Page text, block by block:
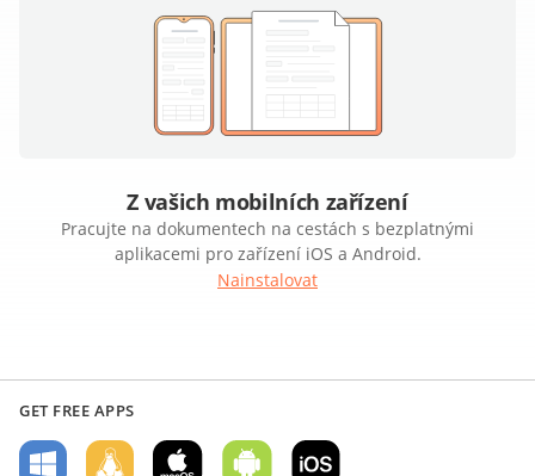
Z vašich mobilních zařízení
Pracujte na dokumentech na cestách s bezplatnými
aplikacemi pro zařízení iOS a Android.
Nainstalovat
GET FREE APPS